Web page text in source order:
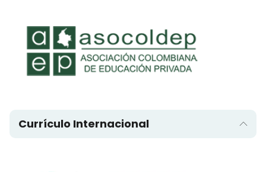
Currículo Internacional